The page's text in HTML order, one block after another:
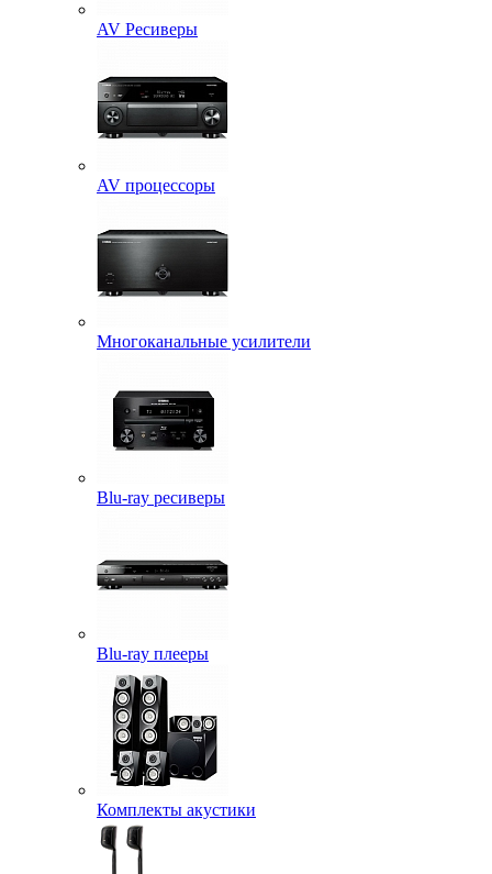
AV Ресиверы
AV процессоры
Многоканальные усилители
Blu-ray ресиверы
Blu-ray плееры
Комплекты акустики